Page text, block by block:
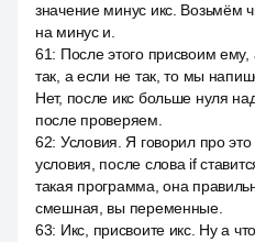
значение минус икс. Возьмём
на минус и.
61: После этого присвоим ему,
так, а если не так, то мы
Нет, после икс больше нуля
после проверяем.
62: Условия. Я говорил про
условия, после слова if
такая программа, она
смешная, вы переменные.
63: Икс, присвоите икс. Ну а